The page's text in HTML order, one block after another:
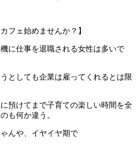
フェ始めませんか？】
に仕事を退職される女性は多いで
としても企業は雇ってくれるとは限
預けてまで子育ての楽しい時間を全
も何か違う。
んや、イヤイヤ期で